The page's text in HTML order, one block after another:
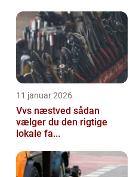
11 januar 2026
Vvs næstved sådan
vælger du den rigtige
lokale fa...